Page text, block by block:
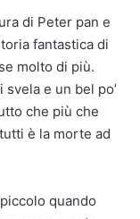
di Peter pan e
fantastica di
molto di più.
e un bel po’
che più che
è la morte ad
quando